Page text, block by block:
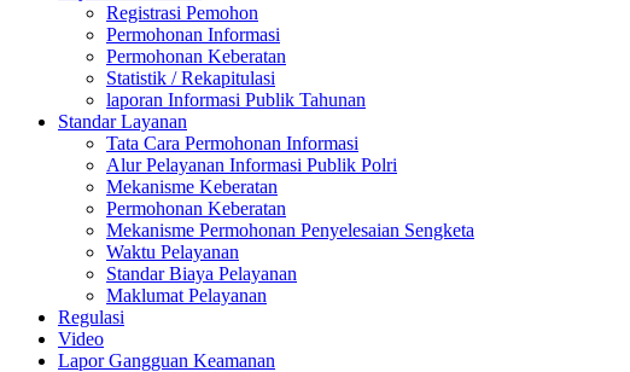
Registrasi Pemohon
Permohonan Informasi
Permohonan Keberatan
Statistik / Rekapitulasi
laporan Informasi Publik Tahunan
Standar Layanan
Tata Cara Permohonan Informasi
Alur Pelayanan Informasi Publik Polri
Mekanisme Keberatan
Permohonan Keberatan
Mekanisme Permohonan Penyelesaian Sengketa
Waktu Pelayanan
Standar Biaya Pelayanan
Maklumat Pelayanan
Regulasi
Video
Lapor Gangguan Keamanan